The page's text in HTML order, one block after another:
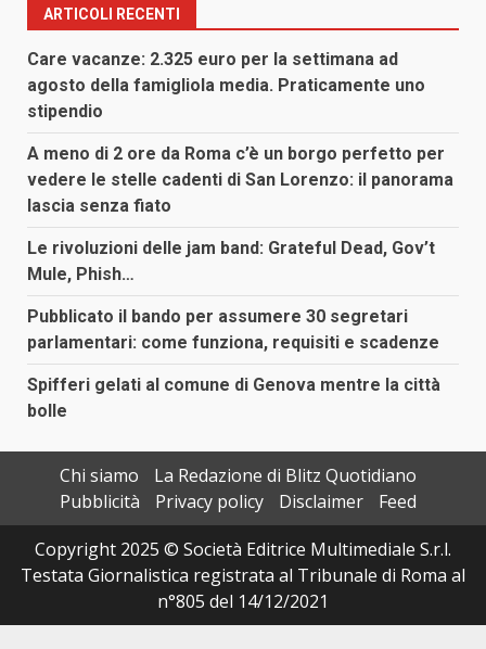
ARTICOLI RECENTI
Care vacanze: 2.325 euro per la settimana ad
agosto della famigliola media. Praticamente uno
stipendio
A meno di 2 ore da Roma c’è un borgo perfetto per
vedere le stelle cadenti di San Lorenzo: il panorama
lascia senza fiato
Le rivoluzioni delle jam band: Grateful Dead, Gov’t
Mule, Phish…
Pubblicato il bando per assumere 30 segretari
parlamentari: come funziona, requisiti e scadenze
Spifferi gelati al comune di Genova mentre la città
bolle
Chi siamo
La Redazione di Blitz Quotidiano
Pubblicità
Privacy policy Disclaimer
Feed
Copyright 2025 © Società Editrice Multimediale S.r.l.
Testata Giornalistica registrata al Tribunale di Roma al
n°805 del 14/12/2021